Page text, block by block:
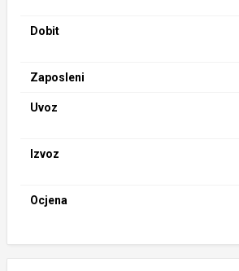
Dobit
Zaposleni
Uvoz
Izvoz
Ocjena